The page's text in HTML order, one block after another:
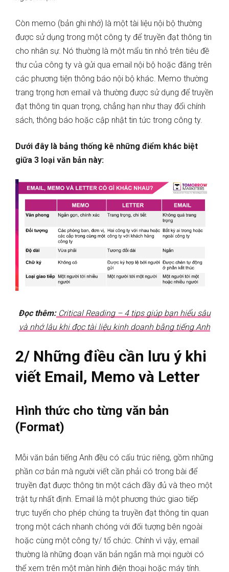
Còn memo (bản ghi nhớ) là một tài liệu nội bộ thường
được sử dụng trong một công ty để truyền đạt thông tin
cho nhân sự. Nó thường là một mẩu tin nhỏ trên tiêu đề
thư của công ty và gửi qua email nội bộ hoặc đăng trên
các phương tiện thông báo nội bộ khác. Memo thường
trang trọng hơn email và thường được sử dụng để truyền
đạt thông tin quan trọng, chẳng hạn như thay đổi chính
sách, thông báo hoặc cập nhật tin tức trong công ty.
Dưới đây là bảng thống kê những điểm khác biệt
giữa 3 loại văn bản này:
Đọc thêm: Critical Reading – 4 tips giúp bạn hiểu sâu
và nhớ lâu khi đọc tài liệu kinh doanh bằng tiếng Anh
2/ Những điều cần lưu ý khi
viết Email, Memo và Letter
Hình thức cho từng văn bản
(Format)
Mỗi văn bản tiếng Anh đều có cấu trúc riêng, gồm những
phần cơ bản mà người viết cần phải có trong bài để
truyền đạt được thông tin một cách đầy đủ và theo một
trật tự nhất định. Email là một phương thức giao tiếp
trực tuyến cho phép chúng ta truyền đạt thông tin quan
trọng một cách nhanh chóng với đối tượng bên ngoài
hoặc cùng một công ty/ tổ chức. Chính vì vậy, email
thường là những đoạn văn bản ngắn mà mọi người có
thể xem trên một màn hình điện thoại hoặc máy tính.